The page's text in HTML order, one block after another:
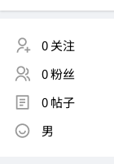
0 关注
0 粉丝
0 帖子
男